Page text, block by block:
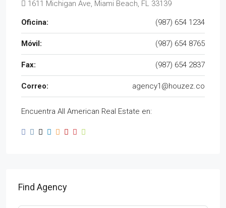
1611 Michigan Ave, Miami Beach, FL 33139
Oficina: (987) 654 1234
Móvil: (987) 654 8765
Fax: (987) 654 2837
Correo: agency1@houzez.co
Encuentra All American Real Estate en:
Find Agency